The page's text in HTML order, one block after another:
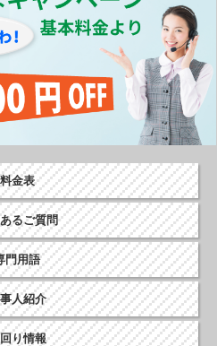
料金表
るご質問
門用語
人紹介
り情報